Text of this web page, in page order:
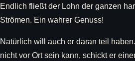
Endlich fließt der Lohn der ganzen
Strömen. Ein wahrer Genuss!
Natürlich will auch er daran teil
nicht vor Ort sein kann, schickt er